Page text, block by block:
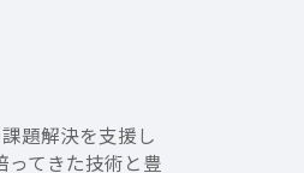
題解決を支援し
ってきた技術と豊